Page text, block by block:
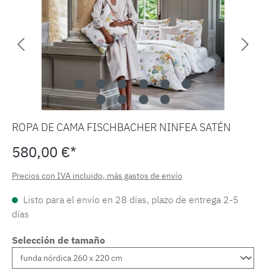
ROPA DE CAMA FISCHBACHER NINFEA SATÉN
580,00 €*
Precios con IVA incluido, más gastos de envío
Listo para el envío en 28 días, plazo de entrega 2-5
días
Selección de tamaño